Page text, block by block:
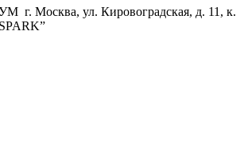
Москва, ул. Кировоградская, д. 11, к.